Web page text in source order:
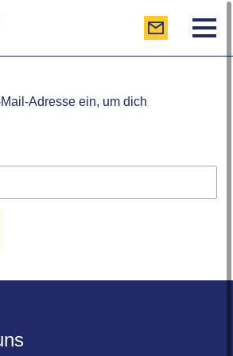
Adresse ein, um dich